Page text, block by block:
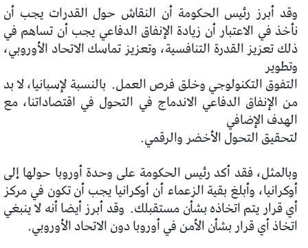
وقد أبرز رئيس الحكومة أن النقاش حول القدرات يجب أن
نأخذ في الاعتبار أن زيادة الإنفاق الدفاعي يجب أن تساهم في
ذلك تعزيز القدرة التنافسية، وتعزيز تماسك الاتحاد الأوروبي،
وتطوير
التفوق التكنولوجي وخلق فرص العمل. بالنسبة لإسبانيا، لا بد
من الإنفاق الدفاعي الاندماج في التحول في اقتصاداتنا، مع
الهدف الإضافي
لتحقيق التحول الأخضر والرقمي.
وبالمثل، فقد أكد رئيس الحكومة على وحدة أوروبا حولها إلى
أوكرانيا، وأبلغ بقية الزعماء أن أوكرانيا يجب أن تكون في مركز
أي قرار يتم اتخاذه بشأن مستقبلك. وقد أبرز أيضا أنه لا ينبغي
اتخاذ أي قرار بشأن الأمن في أوروبا دون الاتحاد الأوروبي.